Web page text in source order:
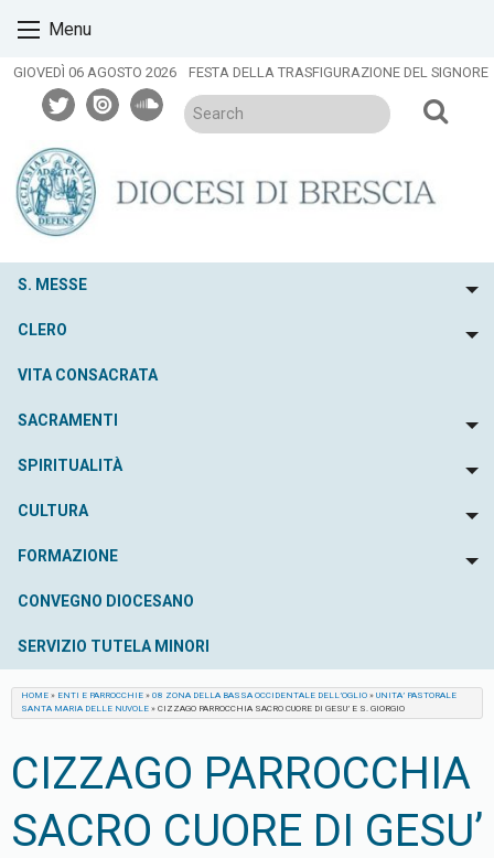
content
Menu
GIOVEDÌ 06 AGOSTO 2026 FESTA DELLA TRASFIGURAZIONE DEL SIGNORE
twitterissuusoundcloud
S. MESSE
CLERO
VITA CONSACRATA
SACRAMENTI
SPIRITUALITÀ
CULTURA
FORMAZIONE
CONVEGNO DIOCESANO
SERVIZIO TUTELA MINORI
HOME » ENTI E PARROCCHIE » 08 ZONA DELLA BASSA OCCIDENTALE DELL’OGLIO » UNITA’ PASTORALE
SANTA MARIA DELLE NUVOLE » CIZZAGO PARROCCHIA SACRO CUORE DI GESU’ E S. GIORGIO
CIZZAGO PARROCCHIA
SACRO CUORE DI GESU’